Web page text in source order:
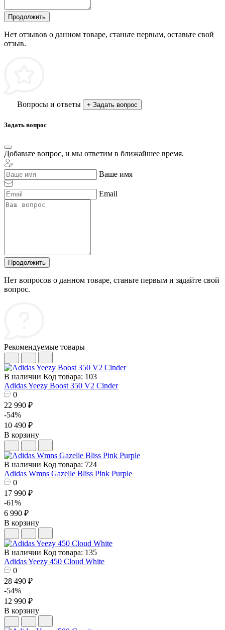
Продолжить
Нет отзывов о данном товаре, станьте первым, оставьте свой
отзыв.
Вопросы и ответы + Задать вопрос
Задать вопрос
Добавьте вопрос, и мы ответим в ближайшее время.
Ваше имя
Email
Продолжить
Нет вопросов о данном товаре, станьте первым и задайте свой
вопрос.
Рекомендуемые товары
В наличии Код товара: 103
Adidas Yeezy Boost 350 V2 Cinder
0
22 990 ₽
-54%
10 490 ₽
В корзину
В наличии Код товара: 724
Adidas Wmns Gazelle Bliss Pink Purple
0
17 990 ₽
-61%
6 990 ₽
В корзину
В наличии Код товара: 135
Adidas Yeezy 450 Cloud White
0
28 490 ₽
-54%
12 990 ₽
В корзину